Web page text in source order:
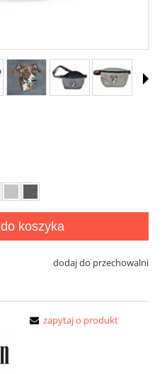
do koszyka
dodaj do przechowalni
zapytaj o produkt